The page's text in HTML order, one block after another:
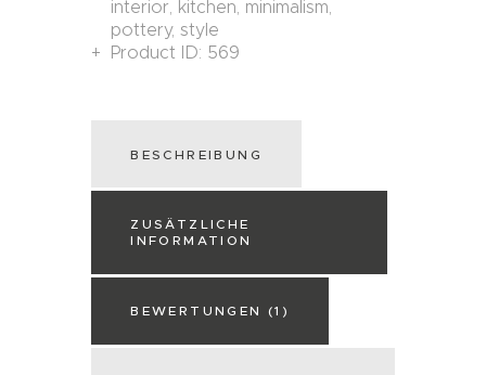
interior, kitchen, minimalism,
pottery,style
Product ID: 569
BESCHREIBUNG
ZUSÄTZLICHE
INFORMATION
BEWERTUNGEN (1)